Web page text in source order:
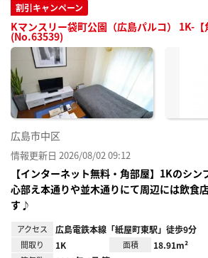
割引キャンペーン
Kマンスリー袋町公園（広島パルコ） 1K-【
(No.63539)
広島市中区
情報更新日 2026/08/02 09:12
【インターネット無料・角部屋】1Kのシ
心部え本通りや並木通りにて周辺には飲食
す♪
アクセス 広島電鉄本線「紙屋町東駅」徒歩9分
間取り 1K 面積 18.91m²